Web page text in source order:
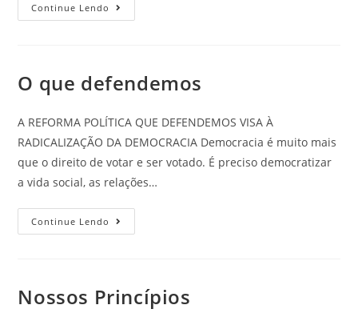
Continue Lendo
O que defendemos
A REFORMA POLÍTICA QUE DEFENDEMOS VISA À
RADICALIZAÇÃO DA DEMOCRACIA Democracia é muito mais
que o direito de votar e ser votado. É preciso democratizar
a vida social, as relações…
Continue Lendo
Nossos Princípios